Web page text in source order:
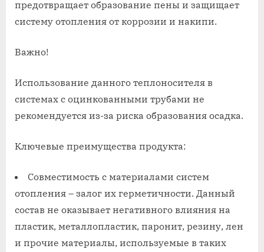
предотвращает образование пены и защищает
систему отопления от коррозии и накипи.
Важно!
Использование данного теплоносителя в
системах с оцинкованными трубами не
рекомендуется из-за риска образования осадка.
Ключевые преимущества продукта:
Совместимость с материалами систем
отопления – залог их герметичности. Данный
состав не оказывает негативного влияния на
пластик, металлопластик, паронит, резину, лен
и прочие материалы, используемые в таких